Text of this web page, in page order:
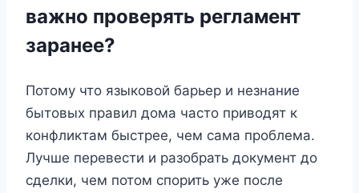
важно проверять регламент
заранее?
Потому что языковой барьер и незнание
бытовых правил дома часто приводят к
конфликтам быстрее, чем сама проблема.
Лучше перевести и разобрать документ до
сделки, чем потом спорить уже после